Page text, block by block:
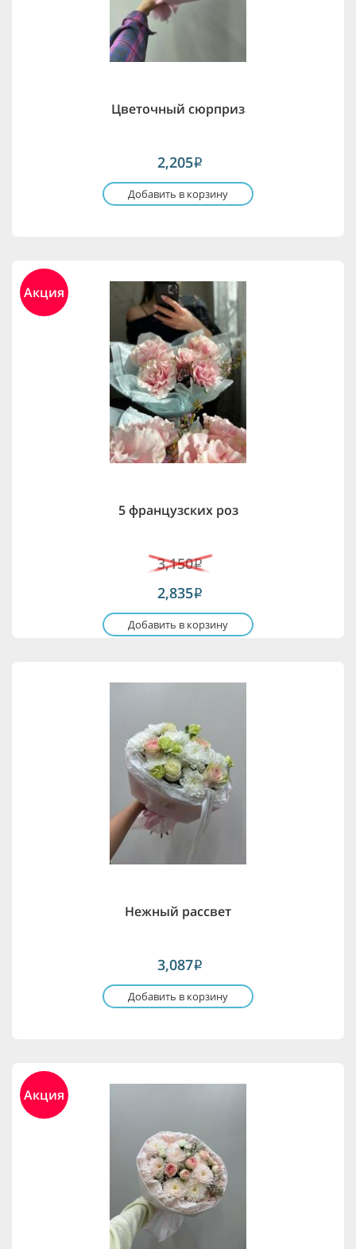
Цветочный сюрприз
2,205i
Добавить в корзину
Акция
5 французских роз
3,150i
2,835i
Добавить в корзину
Нежный рассвет
3,087i
Добавить в корзину
Акция